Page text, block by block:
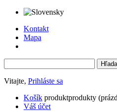
Kontakt
Mapa
Vitajte, Prihláste sa
Košík produktprodukty
Váš účet